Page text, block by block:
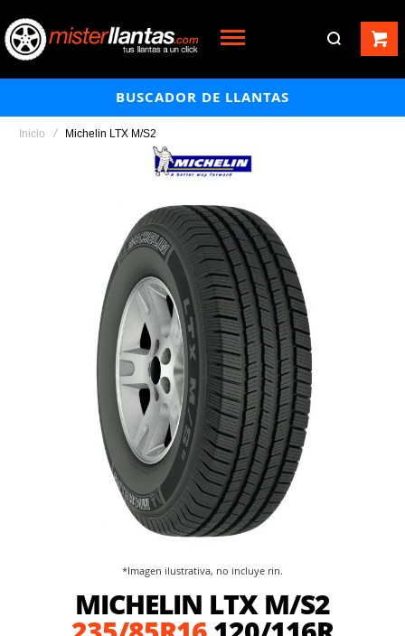
BUSCADOR DE LLANTAS
Inicio Michelin LTX M/S2
MICHELIN LTX M/S2
*Imagen ilustrativa, no incluye rin.
comienzo